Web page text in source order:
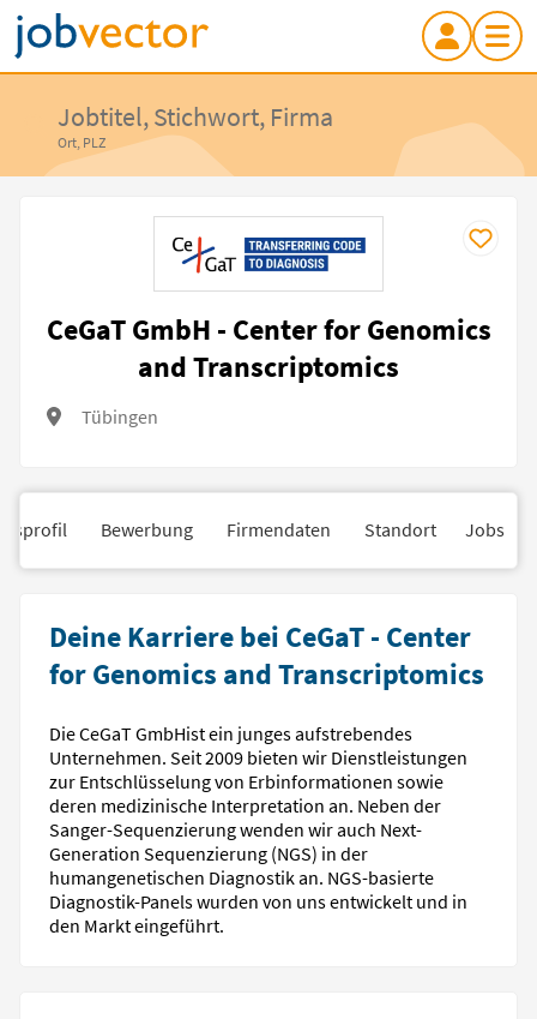
Jobtitel, Stichwort, Firma
Ort, PLZ
CeGaT GmbH - Center for Genomics
and Transcriptomics
Tübingen
Bewerbung Firmendaten Standort Jobs
Deine Karriere bei CeGaT - Center
for Genomics and Transcriptomics
Die CeGaT GmbHist ein junges aufstrebendes
Unternehmen. Seit 2009 bieten wir Dienstleistungen
zur Entschlüsselung von Erbinformationen sowie
deren medizinische Interpretation an. Neben der
Sanger-Sequenzierung wenden wir auch Next-
Generation Sequenzierung (NGS) in der
humangenetischen Diagnostik an. NGS-basierte
Diagnostik-Panels wurden von uns entwickelt und in
den Markt eingeführt.